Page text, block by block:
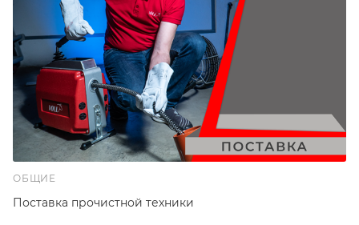
ОБЩИЕ
Поставка прочистной техники